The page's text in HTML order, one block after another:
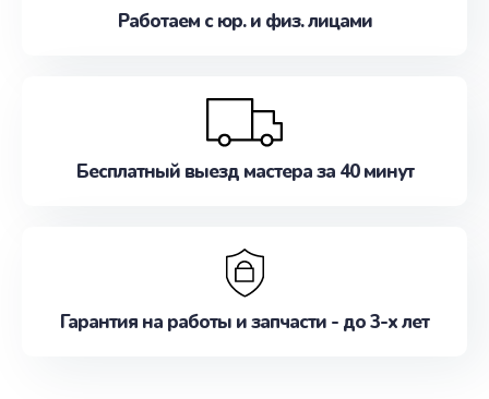
Работаем с юр. и физ. лицами
Бесплатный выезд мастера за 40 минут
Гарантия на работы и запчасти - до 3-х лет